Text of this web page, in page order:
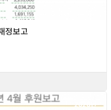
정보고
2026년